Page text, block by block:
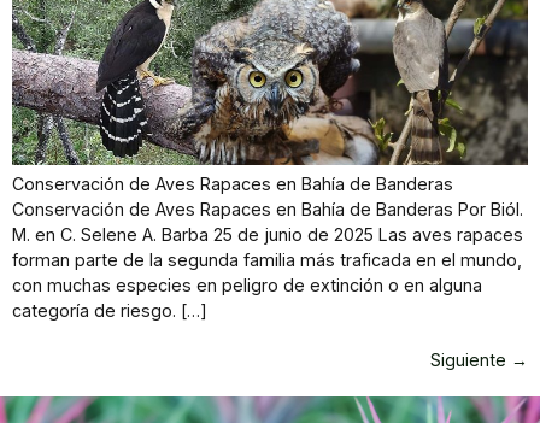
Conservación de Aves Rapaces en Bahía de Banderas
Conservación de Aves Rapaces en Bahía de Banderas Por Biól.
M. en C. Selene A. Barba 25 de junio de 2025 Las aves rapaces
forman parte de la segunda familia más traficada en el mundo,
con muchas especies en peligro de extinción o en alguna
categoría de riesgo. […]
Siguiente →